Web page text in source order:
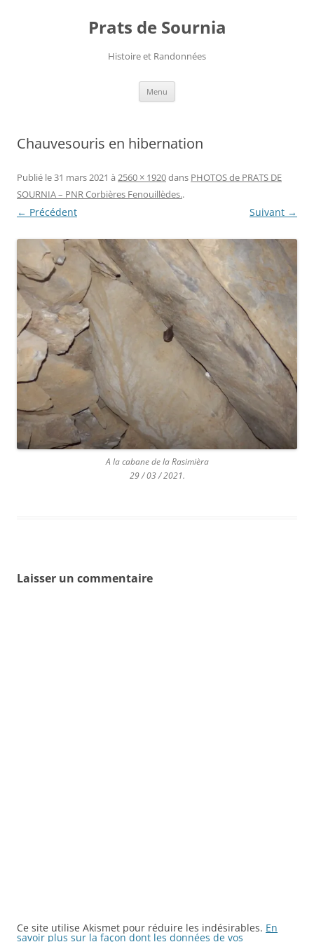
Prats de Sournia
Histoire et Randonnées
Menu
Chauvesouris en hibernation
Publié le31 mars 2021 à 2560 × 1920dans PHOTOS de PRATS DE
SOURNIA – PNR Corbières Fenouillèdes..
← Précédent Suivant →
A la cabane de la Rasimièra
29 / 03 / 2021.
Laisser un commentaire
Ce site utilise Akismet pour réduire les indésirables. En
savoir plus sur la façon dont les données de vos